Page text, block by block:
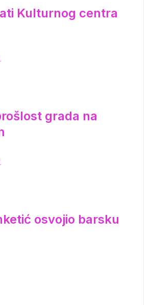
Kulturnog centra
grada na
osvojio barsku